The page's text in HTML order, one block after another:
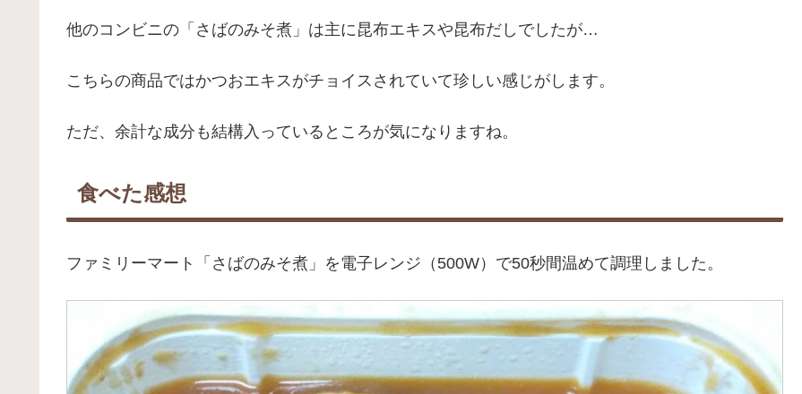
他のコンビニの「さばのみそ煮」は主に昆布エキスや昆布だしでしたが…
こちらの商品ではかつおエキスがチョイスされていて珍しい感じがします。
ただ、余計な成分も結構入っているところが気になりますね。
食べた感想
ファミリーマート「さばのみそ煮」を電子レンジ（500W）で50秒間温めて調理しました。